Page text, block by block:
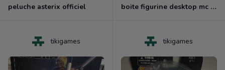
peluche asterix officiel boite figurine desktop mc coy dragonball z sangoku edition z neuf
tikigames tikigames